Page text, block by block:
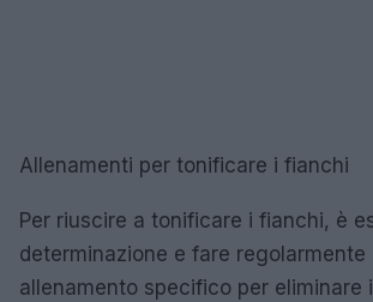
Allenamenti per tonificare i fianchi
Per riuscire a tonificare i fianchi, è
determinazione e fare regolarmente
allenamento specifico per eliminare